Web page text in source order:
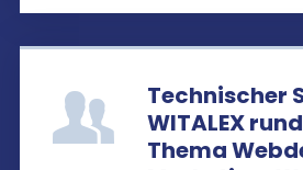
Technischer
WITALEX
Thema